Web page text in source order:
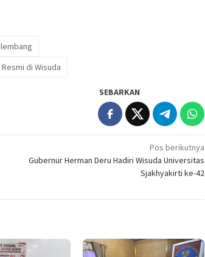
di Wisuda
SEBARKAN
Pos berikutnya
Gubernur Herman Deru Hadiri Wisuda Universitas
Sjakhyakirti ke-42